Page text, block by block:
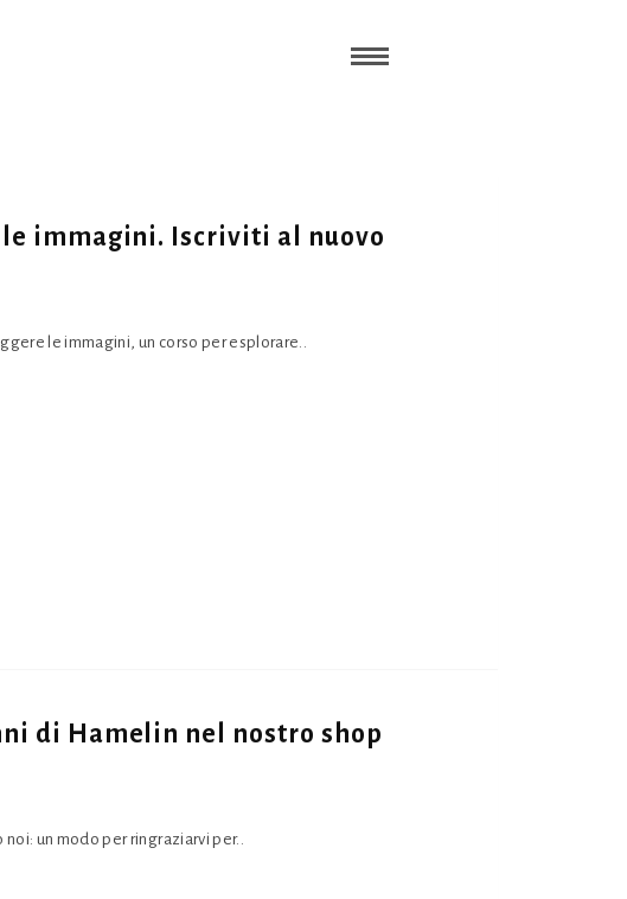
immagini. Iscriviti al nuovo
le immagini, un corso per esplorare..
di Hamelin nel nostro shop
un modo per ringraziarvi per..